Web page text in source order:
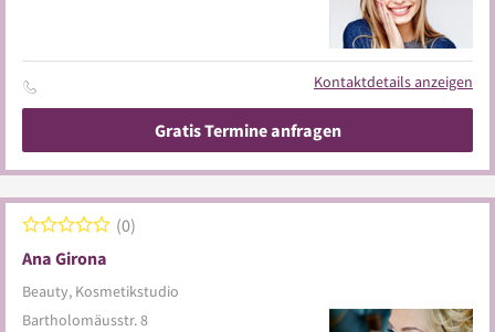
Kontaktdetails anzeigen
Gratis Termine anfragen
Ana Girona
Beauty, Kosmetikstudio
0
Bartholomäusstr. 8